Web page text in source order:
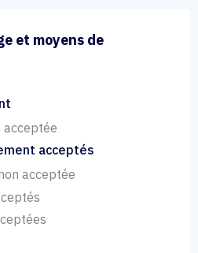
et moyens de
acceptée
acceptés
acceptée